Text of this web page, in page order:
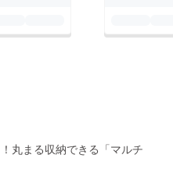
丸まる収納できる「マルチ